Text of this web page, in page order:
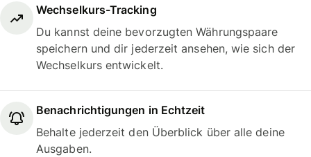
Wechselkurs-Tracking
Du kannst deine bevorzugten Währungspaare
speichern und dir jederzeit ansehen, wie sich der
Wechselkurs entwickelt.
Benachrichtigungen in Echtzeit
Behalte jederzeit den Überblick über alle deine
Ausgaben.